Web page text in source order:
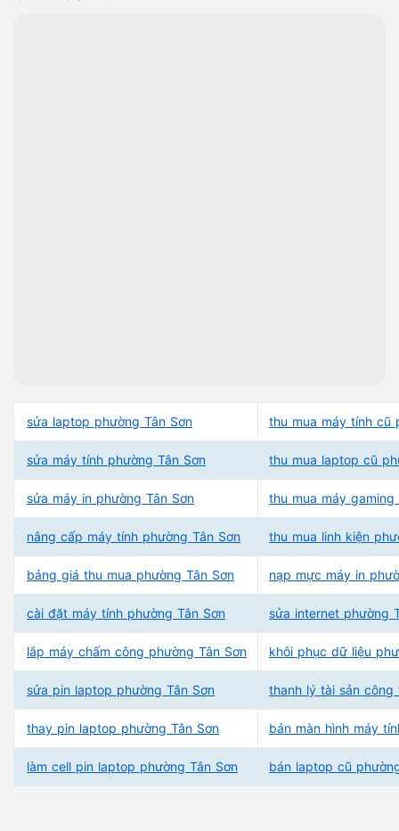
sửa laptop phường Tân Sơn thu mua máy tính cũ
sửa máy tính phường Tân Sơn thu mua laptop cũ
sửa máy in phường Tân Sơn thu mua máy gaming
nâng cấp máy tính phường Tân Sơn thu mua linh kiện
bảng giá thu mua phường Tân Sơn nạp mực máy in
cài đặt máy tính phường Tân Sơn sửa internet phường
lắp máy chấm công phường Tân Sơn khôi phục dữ liệu
sửa pin laptop phường Tân Sơn thanh lý tài sản công
thay pin laptop phường Tân Sơn bán màn hình máy
làm cell pin laptop phường Tân Sơn bán laptop cũ